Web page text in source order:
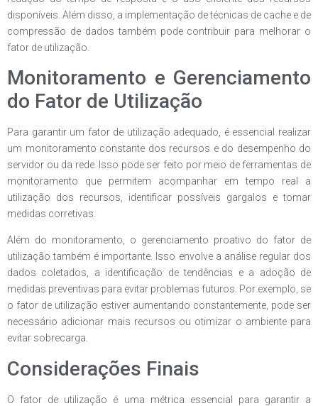
disponíveis. Além disso, a implementação de técnicas de cache e de
compressão de dados também pode contribuir para melhorar o
fator de utilização.
Monitoramento e Gerenciamento
do Fator de Utilização
Para garantir um fator de utilização adequado, é essencial realizar
um monitoramento constante dos recursos e do desempenho do
servidor ou da rede. Isso pode ser feito por meio de ferramentas de
monitoramento que permitem acompanhar em tempo real a
utilização dos recursos, identificar possíveis gargalos e tomar
medidas corretivas.
Além do monitoramento, o gerenciamento proativo do fator de
utilização também é importante. Isso envolve a análise regular dos
dados coletados, a identificação de tendências e a adoção de
medidas preventivas para evitar problemas futuros. Por exemplo, se
o fator de utilização estiver aumentando constantemente, pode ser
necessário adicionar mais recursos ou otimizar o ambiente para
evitar sobrecarga.
Considerações Finais
O fator de utilização é uma métrica essencial para garantir a